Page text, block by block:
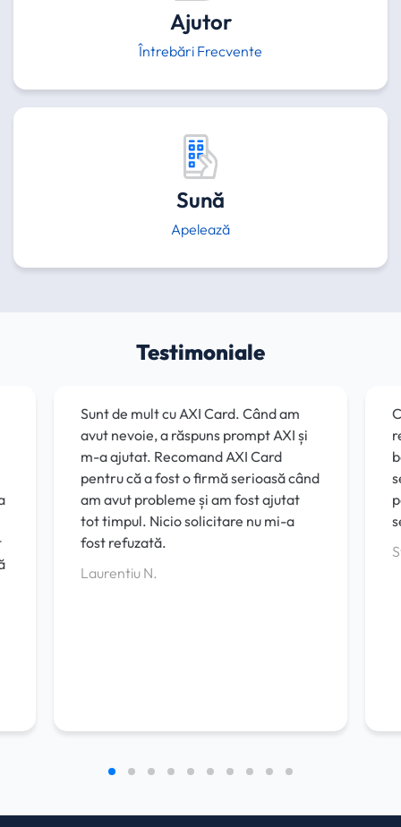
Ajutor
Întrebări Frecvente
Sună
Apelează
Testimoniale
Sunt de mult cu AXI Card. Când am
avut nevoie, a răspuns prompt AXI și
m-a ajutat. Recomand AXI Card
pentru că a fost o firmă serioasă când
am avut probleme și am fost ajutat
tot timpul. Nicio solicitare nu mi-a
fost refuzată.
Laurentiu N.